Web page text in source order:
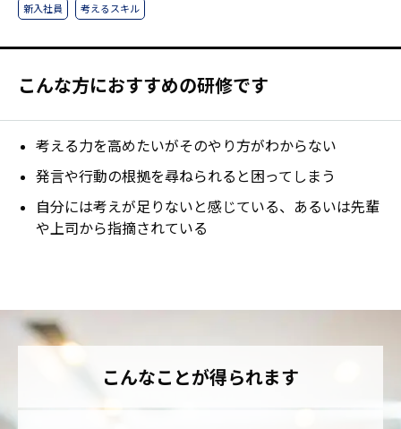
新入社員 考えるスキル
こんな方におすすめの研修です
考える力を高めたいがそのやり方がわからない
発言や行動の根拠を尋ねられると困ってしまう
自分には考えが足りないと感じている、あるいは先輩
や上司から指摘されている
こんなことが得られます